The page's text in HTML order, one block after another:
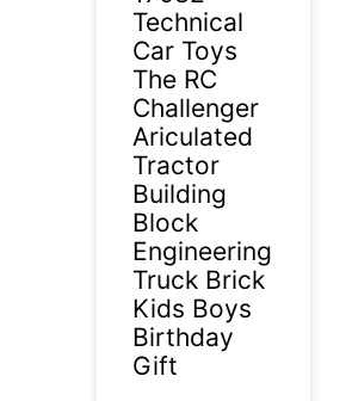
Technical
Car Toys
The RC
Challenger
Ariculated
Tractor
Building
Block
Engineering
Truck Brick
Kids Boys
Birthday
Gift